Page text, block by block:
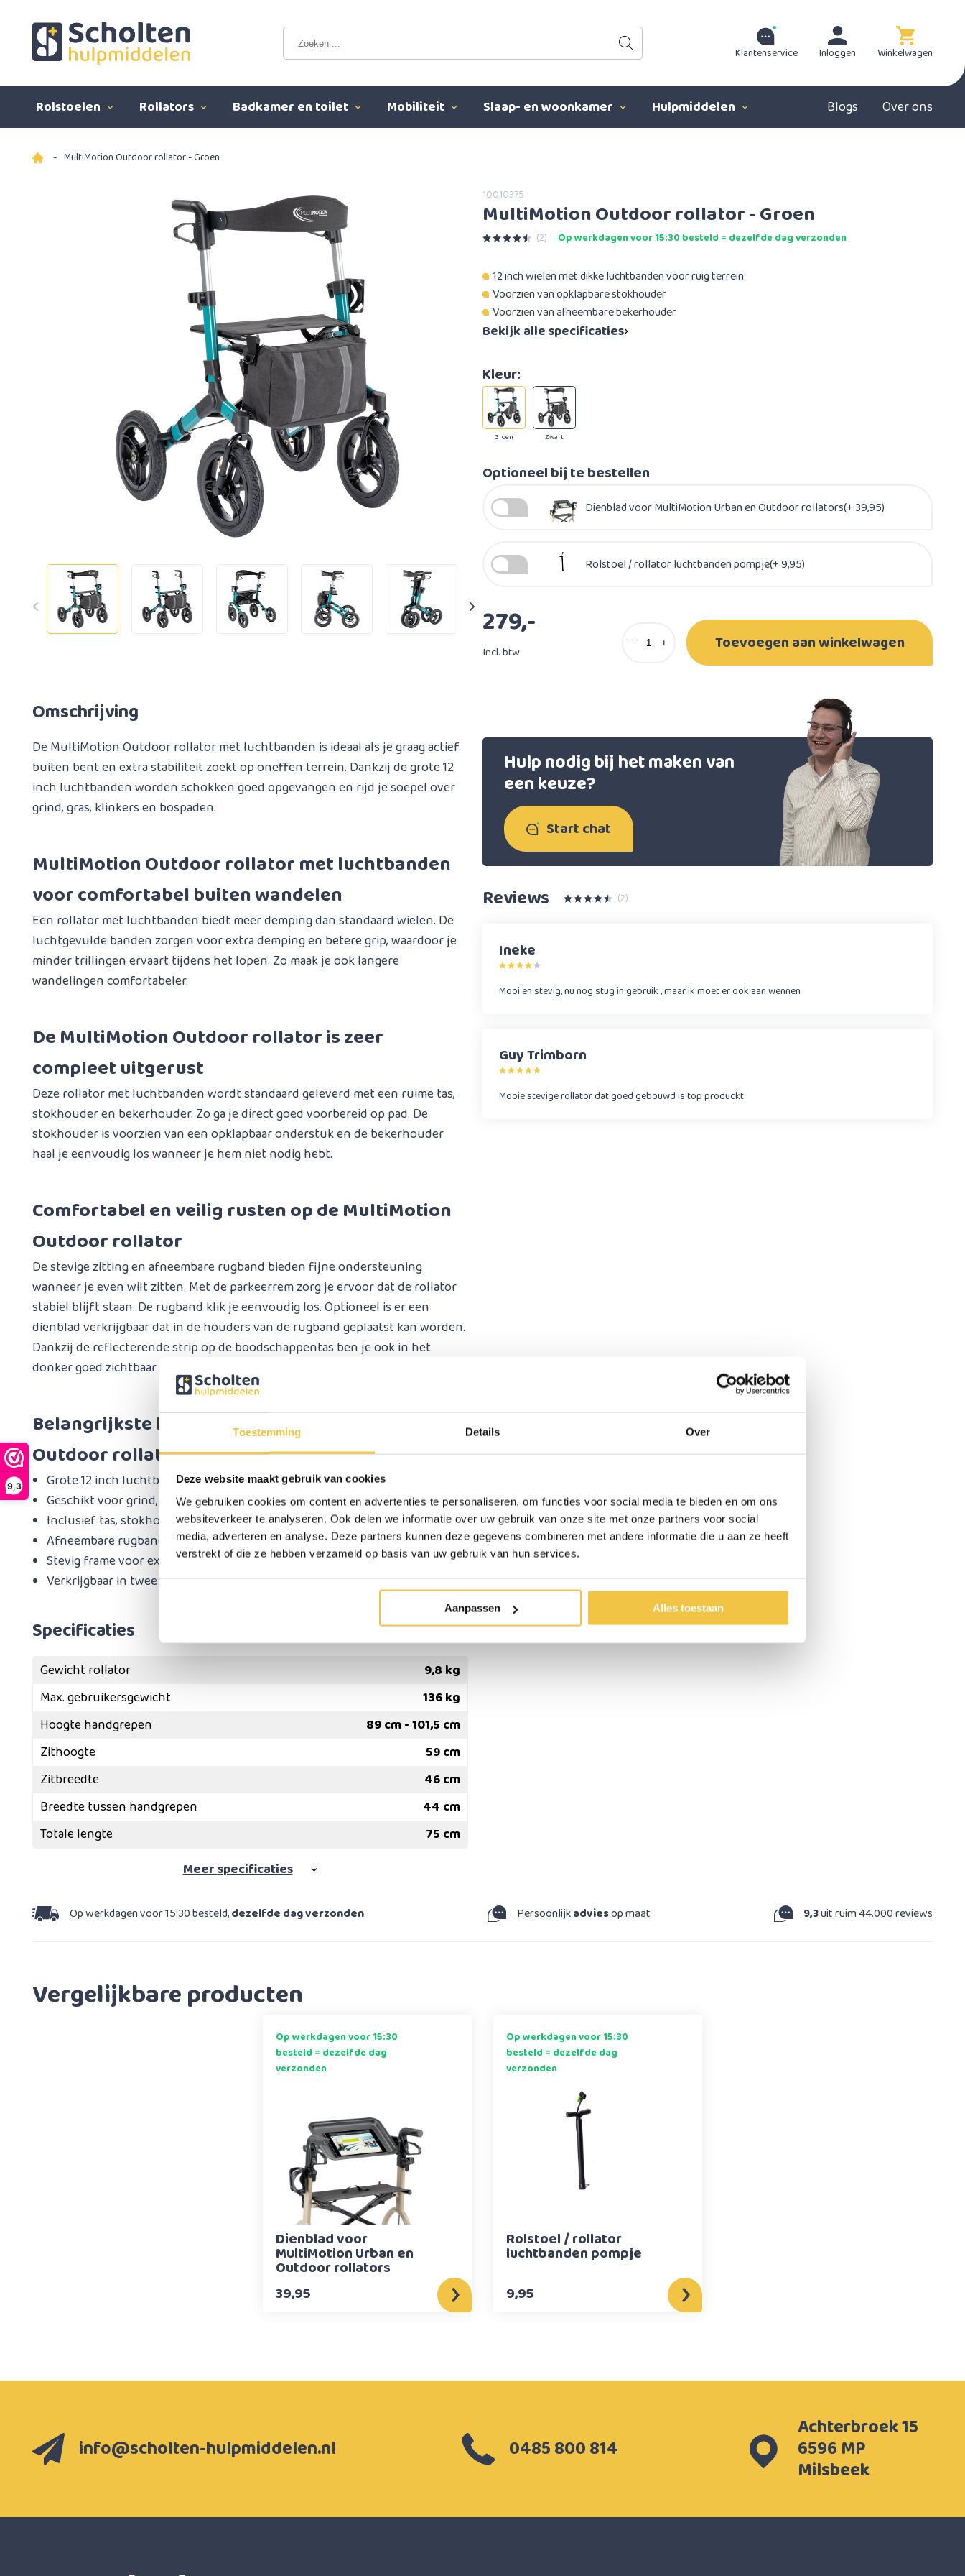
Toestemming Details Over
Deze website maakt gebruik van cookies
We gebruiken cookies om content en advertenties te personaliseren, om functies voor social media te bieden en om ons
websiteverkeer te analyseren. Ook delen we informatie over uw gebruik van onze site met onze partners voor social
media, adverteren en analyse. Deze partners kunnen deze gegevens combineren met andere informatie die u aan ze heeft
verstrekt of die ze hebben verzameld op basis van uw gebruik van hun services.
Aanpassen Alles toestaan
9,3
Klantenservice Inloggen Winkelwagen
Rolstoelen Rollators Badkamer en toilet Mobiliteit Slaap- en woonkamer Hulpmiddelen Blogs Over ons
- MultiMotion Outdoor rollator - Groen
10010375
MultiMotion Outdoor rollator - Groen
(2) Op werkdagen voor 15:30 besteld = dezelfde dag verzonden
12 inch wielen met dikke luchtbanden voor ruig terrein
Voorzien van opklapbare stokhouder
Voorzien van afneembare bekerhouder
Bekijk alle specificaties
Zwart
Kleur:
Groen
Optioneel bij te bestellen
Dienblad voor MultiMotion Urban en Outdoor rollators(+ 39,95)
Rolstoel / rollator luchtbanden pompje(+ 9,95)
279,-
Incl. btw
− + Toevoegen aan winkelwagen
Omschrijving
De MultiMotion Outdoor rollator met luchtbanden is ideaal als je graag actief
buiten bent en extra stabiliteit zoekt op oneffen terrein. Dankzij de grote 12
inch luchtbanden worden schokken goed opgevangen en rijd je soepel over
grind, gras, klinkers en bospaden.
MultiMotion Outdoor rollator met luchtbanden
voor comfortabel buiten wandelen
Een rollator met luchtbanden biedt meer demping dan standaard wielen. De
luchtgevulde banden zorgen voor extra demping en betere grip, waardoor je
minder trillingen ervaart tijdens het lopen. Zo maak je ook langere
wandelingen comfortabeler.
De MultiMotion Outdoor rollator is zeer
compleet uitgerust
Deze rollator met luchtbanden wordt standaard geleverd met een ruime tas,
stokhouder en bekerhouder. Zo ga je direct goed voorbereid op pad. De
stokhouder is voorzien van een opklapbaar onderstuk en de bekerhouder
haal je eenvoudig los wanneer je hem niet nodig hebt.
Comfortabel en veilig rusten op de MultiMotion
Outdoor rollator
De stevige zitting en afneembare rugband bieden fijne ondersteuning
wanneer je even wilt zitten. Met de parkeerrem zorg je ervoor dat de rollator
stabiel blijft staan. De rugband klik je eenvoudig los. Optioneel is er een
dienblad verkrijgbaar dat in de houders van de rugband geplaatst kan worden.
Dankzij de reflecterende strip op de boodschappentas ben je ook in het
donker goed zichtbaar en extra veilig onderweg.
Belangrijkste kenmerken van de MultiMotion
Outdoor rollator
Grote 12 inch luchtbanden voor optimale demping
Geschikt voor grind, gras, klinkers en bospaden
Inclusief tas, stokhouder en bekerhouder
Afneembare rugband
Stevig frame voor extra stabiliteit
Verkrijgbaar in twee kleuren
Specificaties
Gewicht rollator
9,8 kg
Max. gebruikersgewicht
136 kg
Hoogte handgrepen
89 cm - 101,5 cm
Zithoogte
59 cm
Zitbreedte
46 cm
Breedte tussen handgrepen
44 cm
Totale lengte
75 cm
Meerspecificaties
Hulp nodig bij het maken van
een keuze?
Start chat
Reviews (2)
Ineke
Mooi en stevig, nu nog stug in gebruik , maar ik moet er ook aan wennen
Guy Trimborn
Mooie stevige rollator dat goed gebouwd is top produckt
Op werkdagen voor 15:30 besteld,dezelfde dag verzonden Persoonlijkadviesop maat 9,3uit ruim 44.000 reviews
Vergelijkbare producten
Op werkdagen voor 15:30
besteld = dezelfde dag
verzonden
Dienblad voor
MultiMotion Urban en
Outdoor rollators
39,95
Op werkdagen voor 15:30
besteld = dezelfde dag
verzonden
Rolstoel / rollator
luchtbanden pompje
9,95
info@scholten-hulpmiddelen.nl 0485 800 814
Achterbroek 15
6596 MP
Milsbeek